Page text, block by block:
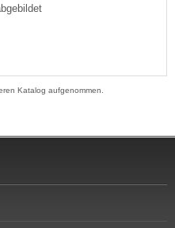
Katalog aufgenommen.